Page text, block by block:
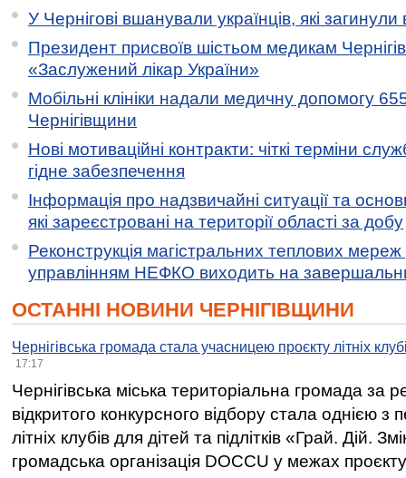
У Чернігові вшанували українців, які загинули
Президент присвоїв шістьом медикам
«Заслужений лікар України»
Мобільні клініки надали медичну допомогу
Чернігівщини
Нові мотиваційні контракти: чіткі терміни
гідне забезпечення
Інформація про надзвичайні ситуації та
які зареєстровані на території області за добу
Реконструкція магістральних теплових мереж
управлінням НЕФКО виходить на
ОСТАННІ НОВИНИ ЧЕРНІГІВЩИНИ
Чернігівська громада стала учасницею проєкту літніх
17:17
Чернігівська міська територіальна громада за
відкритого конкурсного відбору стала однією
літніх клубів для дітей та підлітків «Грай. Дій.
громадська організація DOCCU у межах